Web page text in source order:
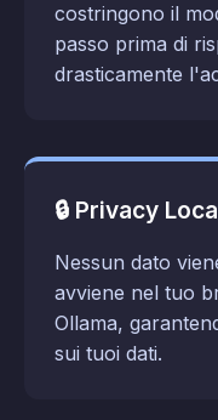
costringono il
passo prima di
drasticamente
🔒 Privacy
Nessun dato
avviene nel tuo
Ollama,
sui tuoi dati.